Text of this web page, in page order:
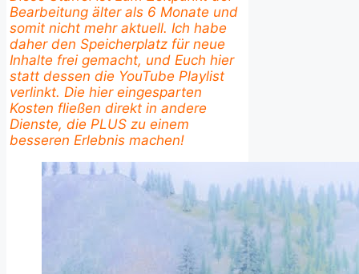
Bearbeitung älter als 6 Monate und
somit nicht mehr aktuell. Ich habe
daher den Speicherplatz für neue
Inhalte frei gemacht, und Euch hier
statt dessen die YouTube Playlist
verlinkt. Die hier eingesparten
Kosten fließen direkt in andere
Dienste, die PLUS zu einem
besseren Erlebnis machen!